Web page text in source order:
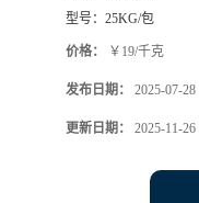
型号： 25KG/包
价格： ￥19/千克
发布日期： 2025-07-28
更新日期： 2025-11-26